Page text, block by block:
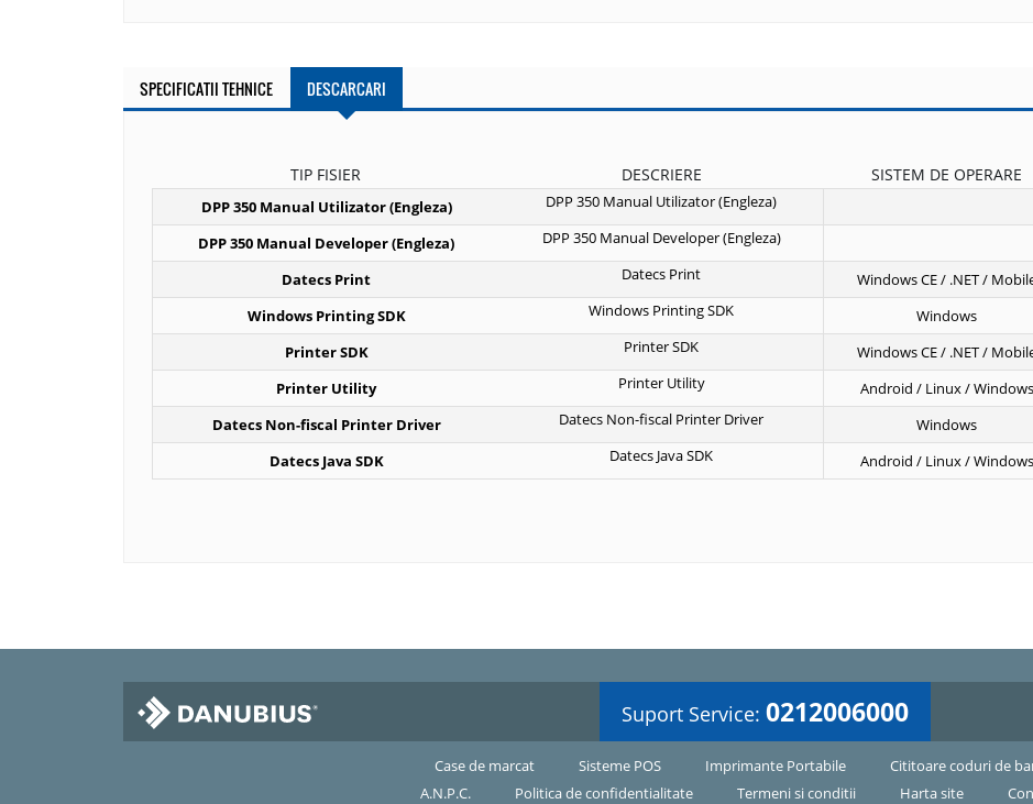
SPECIFICATII TEHNICE DESCARCARI
TIP FISIER DESCRIERE SISTEM DE OPERARE
DPP 350 Manual Utilizator (Engleza) DPP 350 Manual Utilizator (Engleza)
DPP 350 Manual Developer (Engleza)
DPP 350 Manual Developer (Engleza)
Datecs Print
Datecs Print Windows CE / .NET /
Windows Printing SDK
Windows Printing SDK Windows
Printer SDK
Printer SDK Windows CE / .NET /
Printer Utility
Printer Utility Android / Linux / Windows
Datecs Non-fiscal Printer Driver
Datecs Non-fiscal Printer Driver Windows
Datecs Java SDK
Datecs Java SDK Android / Linux / Windows
Suport Service: 0212006000
Case de marcat Sisteme POS Imprimante Portabile
Cititoare coduri de
A.N.P.C.
Politica de confidentialitate Termeni si conditii Harta site